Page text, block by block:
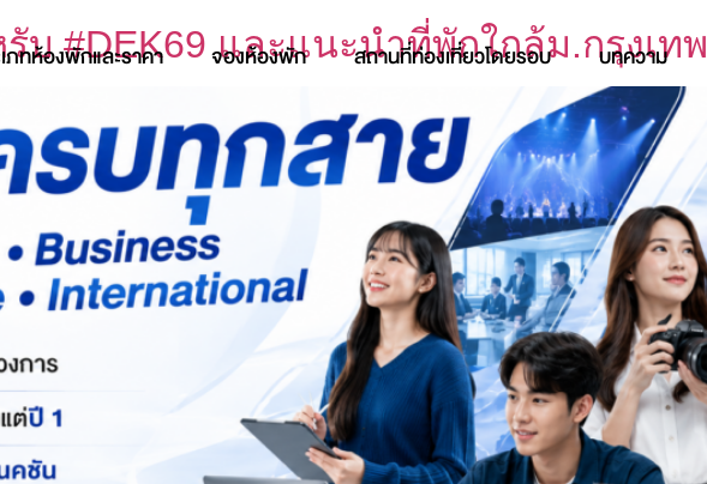
ภทห้องพักและราคา จองห้องพัก สถานที่ท่องเที่ยวโดยรอบ บทความ
บ #DEK69 และแนะนำที่พักใกล้ม.กรุงเท